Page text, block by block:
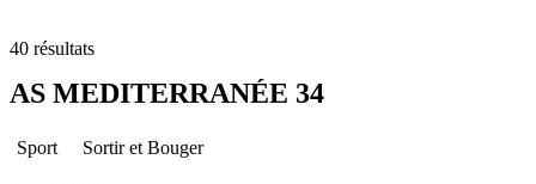
40 résultats
AS MEDITERRANÉE 34
Sport Sortir et Bouger